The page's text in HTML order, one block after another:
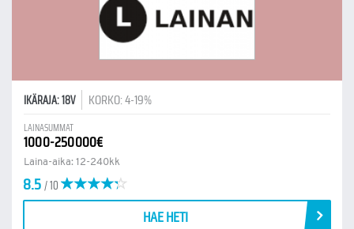
IKÄRAJA: 18V KORKO: 4-19%
LAINASUMMAT
1000-250000€
Laina-aika: 12-240kk
8.5/ 10
HAE HETI